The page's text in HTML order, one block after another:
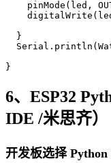
pinMode(led,
  }
}
6、ESP32
IDE /米思齐）
开发板选择 Python